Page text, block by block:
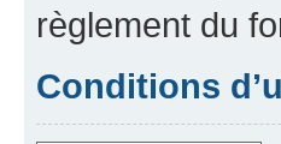
règlement du
Conditions